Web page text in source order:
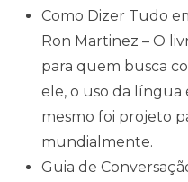
Como Dizer Tudo
Ron Martinez – O
para quem busca
ele, o uso da
mesmo foi projeto
mundialmente.
Guia de